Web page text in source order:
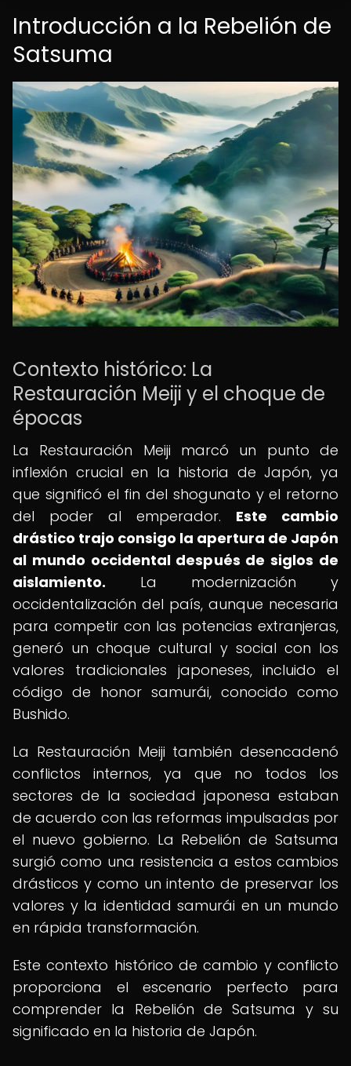
Introducción a la Rebelión de
Satsuma
Contexto histórico: La
Restauración Meiji y el choque de
épocas
La Restauración Meiji marcó un punto de
inflexión crucial en la historia de Japón, ya
que significó el fin del shogunato y el retorno
del poder al emperador. Este cambio
drástico trajo consigo la apertura de Japón
al mundo occidental después de siglos de
aislamiento. La modernización y
occidentalización del país, aunque necesaria
para competir con las potencias extranjeras,
generó un choque cultural y social con los
valores tradicionales japoneses, incluido el
código de honor samurái, conocido como
Bushido.
La Restauración Meiji también desencadenó
conflictos internos, ya que no todos los
sectores de la sociedad japonesa estaban
de acuerdo con las reformas impulsadas por
el nuevo gobierno. La Rebelión de Satsuma
surgió como una resistencia a estos cambios
drásticos y como un intento de preservar los
valores y la identidad samurái en un mundo
en rápida transformación.
Este contexto histórico de cambio y conflicto
proporciona el escenario perfecto para
comprender la Rebelión de Satsuma y su
significado en la historia de Japón.